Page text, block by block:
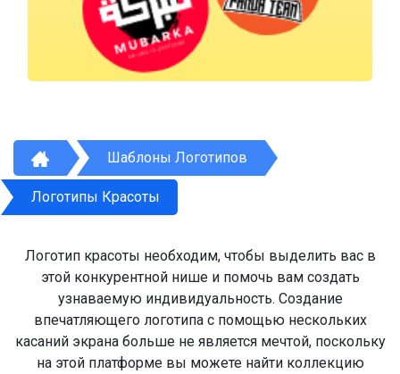
Шаблоны Логотипов
Логотипы Красоты
Логотип красоты необходим, чтобы выделить вас в
этой конкурентной нише и помочь вам создать
узнаваемую индивидуальность. Создание
впечатляющего логотипа с помощью нескольких
касаний экрана больше не является мечтой, поскольку
на этой платформе вы можете найти коллекцию